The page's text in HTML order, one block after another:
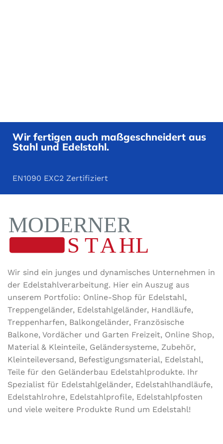
Wir fertigen auch maßgeschneidert aus
Stahl und Edelstahl.
EN1090 EXC2 Zertifiziert
Wir sind ein junges und dynamisches Unternehmen in
der Edel­stahl­ver­arbeitung. Hier ein Auszug aus
unserem Portfolio: Online-Shop für Edelstahl,
Treppengeländer, Edelstahlgeländer, Handläufe,
Treppenharfen, Balkongeländer, Französische
Balkone, Vordächer und Garten Freizeit, Online Shop,
Material & Kleinteile, Geländersysteme, Zubehör,
Kleinteileversand, Befestigungsmaterial, Edelstahl,
Teile für den Geländerbau Edelstahlprodukte. Ihr
Spezialist für Edelstahlgeländer, Edelstahlhandläufe,
Edelstahlrohre, Edelstahlprofile, Edelstahlpfosten
und viele weitere Produkte Rund um Edelstahl!